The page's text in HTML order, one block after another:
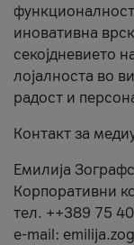
иновативна
секојдневието
лојалноста во
радост и
Контакт за
Емилија
Корпоративни
тел. ++389 75
e-mail: